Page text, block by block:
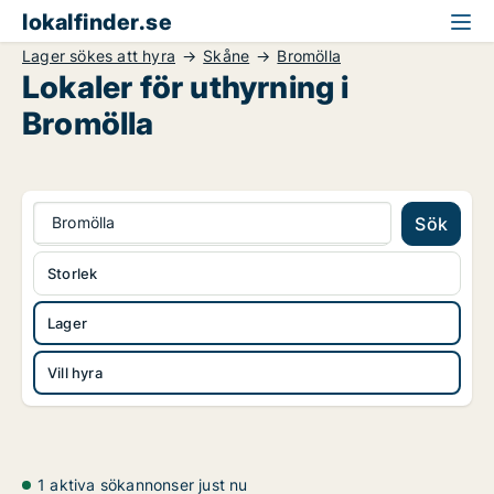
lokalfinder.se
Lager sökes att hyra Skåne Bromölla
Lokaler för uthyrning i
Bromölla
Bromölla Sök
Lager
Vill hyra
Storlek
1 aktiva sökannonser just nu